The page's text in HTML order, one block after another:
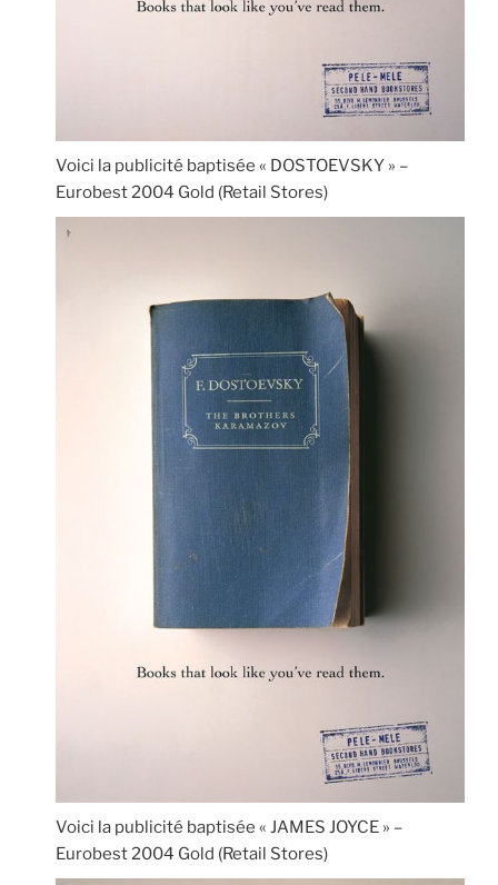
Voici la publicité baptisée « DOSTOEVSKY » –
Eurobest 2004 Gold (Retail Stores)
Voici la publicité baptisée « JAMES JOYCE » –
Eurobest 2004 Gold (Retail Stores)